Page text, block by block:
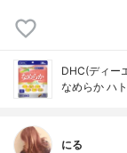
DHC(ディー
なめらか ハ
にる